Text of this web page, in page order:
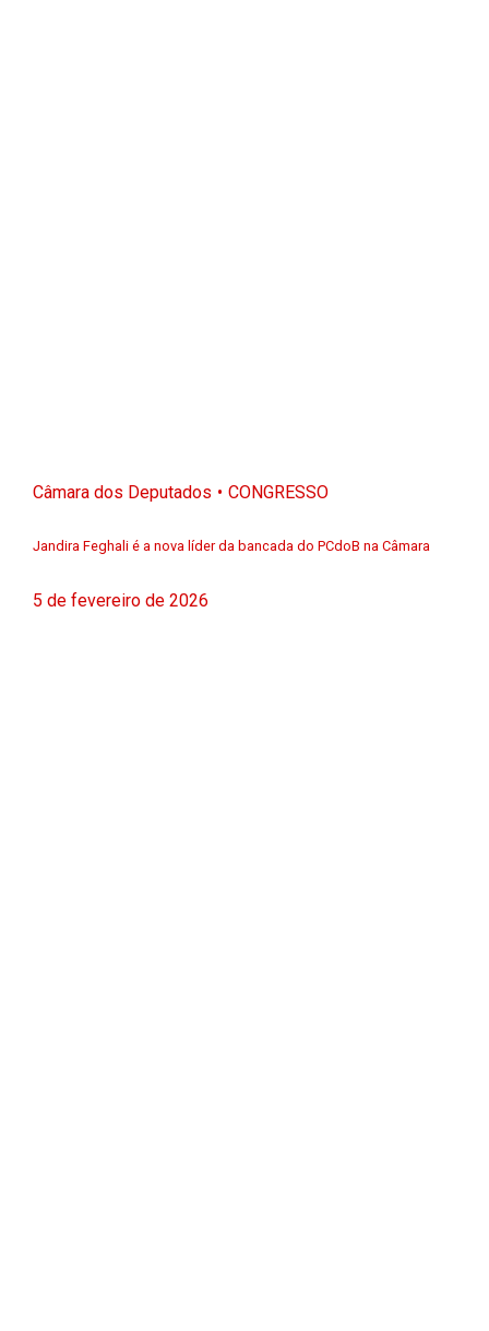
Câmara dos Deputados CONGRESSO
Jandira Feghali é a nova líder da bancada do PCdoB na Câmara
5 de fevereiro de 2026